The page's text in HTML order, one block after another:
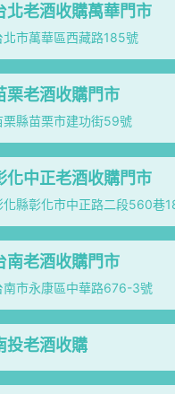
北老酒收購萬華門市
北市萬華區西藏路185號
栗老酒收購門市
栗縣苗栗市建功街59號
化中正老酒收購門市
化縣彰化市中正路二段560巷
南老酒收購門市
南市永康區中華路676-3號
投老酒收購